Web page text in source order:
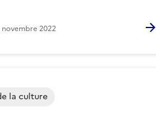
novembre 2022
la culture